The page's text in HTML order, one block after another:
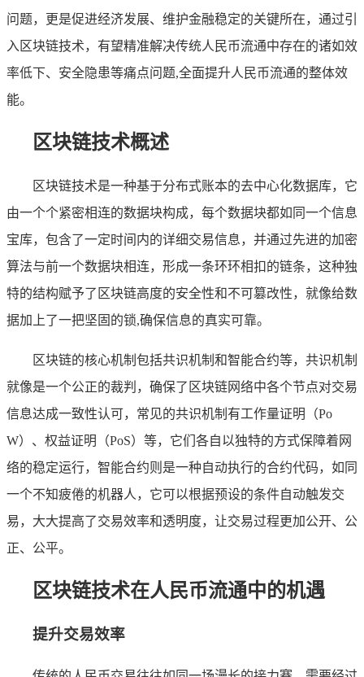
问题，更是促进经济发展、维护金融稳定的关键所在，通过引
入区块链技术，有望精准解决传统人民币流通中存在的诸如效
率低下、安全隐患等痛点问题,全面提升人民币流通的整体效
能。
区块链技术概述
区块链技术是一种基于分布式账本的去中心化数据库，它
由一个个紧密相连的数据块构成，每个数据块都如同一个信息
宝库，包含了一定时间内的详细交易信息，并通过先进的加密
算法与前一个数据块相连，形成一条环环相扣的链条，这种独
特的结构赋予了区块链高度的安全性和不可篡改性，就像给数
据加上了一把坚固的锁,确保信息的真实可靠。
区块链的核心机制包括共识机制和智能合约等，共识机制
就像是一个公正的裁判，确保了区块链网络中各个节点对交易
信息达成一致性认可，常见的共识机制有工作量证明（Po
W）、权益证明（PoS）等，它们各自以独特的方式保障着网
络的稳定运行，智能合约则是一种自动执行的合约代码，如同
一个不知疲倦的机器人，它可以根据预设的条件自动触发交
易，大大提高了交易效率和透明度，让交易过程更加公开、公
正、公平。
区块链技术在人民币流通中的机遇
提升交易效率